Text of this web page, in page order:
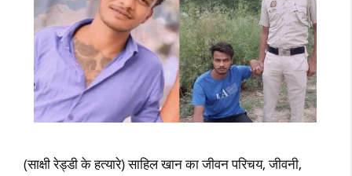
(साक्षी रेड्डी के हत्यारे) साहिल खान का जीवन परिचय, जीवनी,